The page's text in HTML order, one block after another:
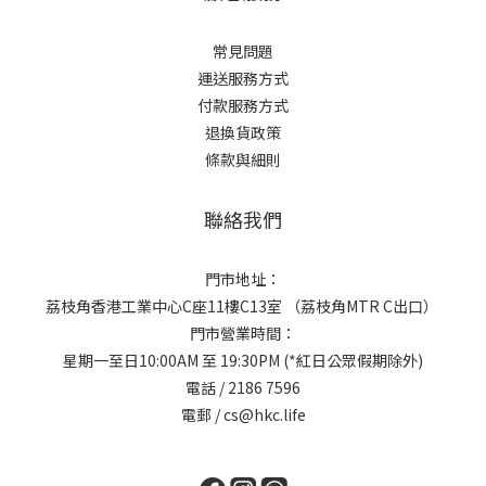
常見問題
運送服務方式
付款服務方式
退換貨政策
條款與細則
聯絡我們
門市地址：
荔枝角香港工業中心C座11樓C13室 （荔枝角MTR C出口）
門市營業時間：
星期一至日10:00AM 至 19:30PM (*紅日公眾假期除外)
電話 / 2186 7596
電郵 / cs@hkc.life